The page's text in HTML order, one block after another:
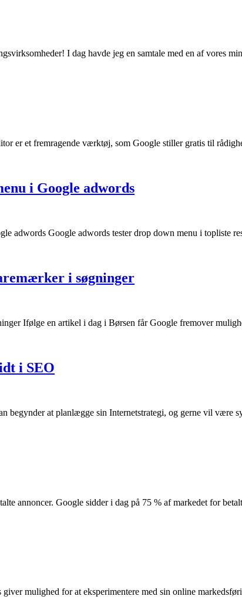
I dag havde jeg en samtale med en af vores
er et fremragende værktøj, som Google stiller gratis til
i Google adwords
adwords Google adwords tester drop down menu i topliste
i søgninger
Ifølge en artikel i dag i Børsen får Google fremover
i SEO
begynder at planlægge sin Internetstrategi, og gerne vil være
annoncer. Google sidder i dag på 75 % af markedet for
mulighed for at eksperimentere med sin online